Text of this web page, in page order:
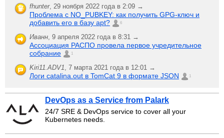
fhunter, 29 ноября 2022 года в 2:09 →
Проблема с NO_PUBKEY: как получить GPG-ключ и
добавить его в базу apt?
6
Иванн, 9 апреля 2022 года в 8:31 →
Ассоциация РАСПО провела первое учредительное
собрание
1
Kiri11.ADV1, 7 марта 2021 года в 12:01 →
Логи catalina.out в TomCat 9 в формате JSON 1
DevOps as a Service from Palark
24/7 SRE & DevOps service to cover all your
Kubernetes needs.